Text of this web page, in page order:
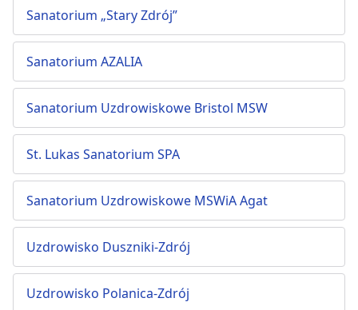
Sanatorium „Stary Zdrój”
Sanatorium AZALIA
Sanatorium Uzdrowiskowe Bristol MSW
St. Lukas Sanatorium SPA
Sanatorium Uzdrowiskowe MSWiA Agat
Uzdrowisko Duszniki-Zdrój
Uzdrowisko Polanica-Zdrój